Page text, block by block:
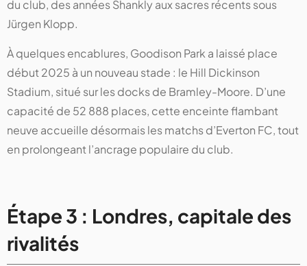
du club, des années Shankly aux sacres récents sous
Jürgen Klopp.
À quelques encablures, Goodison Park a laissé place
début 2025 à un nouveau stade : le Hill Dickinson
Stadium, situé sur les docks de Bramley-Moore. D’une
capacité de 52 888 places, cette enceinte flambant
neuve accueille désormais les matchs d’Everton FC, tout
en prolongeant l’ancrage populaire du club.
Étape 3 : Londres, capitale des
rivalités